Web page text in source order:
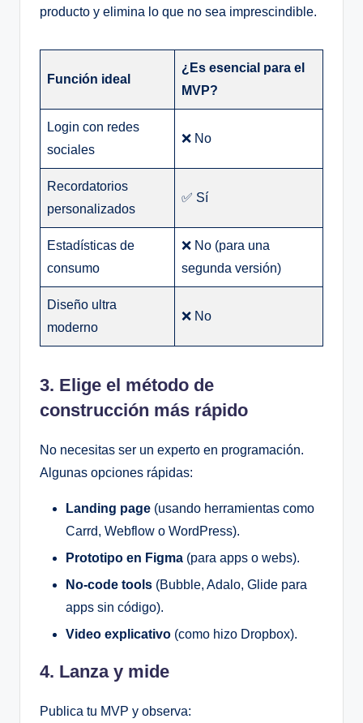
producto y elimina lo que no sea imprescindible.
Función ideal
¿Es esencial para el
MVP?
Login con redes
sociales
❌ No
Recordatorios
personalizados
✅ Sí
Estadísticas de
consumo
❌ No (para una
segunda versión)
Diseño ultra
moderno
❌ No
3. Elige el método de
construcción más rápido
No necesitas ser un experto en programación.
Algunas opciones rápidas:
Landing page (usando herramientas como
Carrd, Webflow o WordPress).
Prototipo en Figma (para apps o webs).
No-code tools (Bubble, Adalo, Glide para
apps sin código).
Video explicativo (como hizo Dropbox).
4. Lanza y mide
Publica tu MVP y observa: